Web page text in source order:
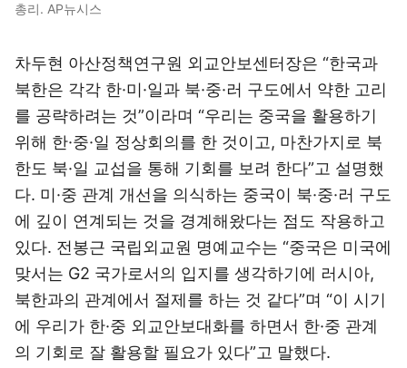
총리. AP뉴시스
차두현 아산정책연구원 외교안보센터장은 “한국과
북한은 각각 한·미·일과 북·중·러 구도에서 약한 고리
를 공략하려는 것”이라며 “우리는 중국을 활용하기
위해 한·중·일 정상회의를 한 것이고, 마찬가지로 북
한도 북·일 교섭을 통해 기회를 보려 한다”고 설명했
다. 미·중 관계 개선을 의식하는 중국이 북·중·러 구도
에 깊이 연계되는 것을 경계해왔다는 점도 작용하고
있다. 전봉근 국립외교원 명예교수는 “중국은 미국에
맞서는 G2 국가로서의 입지를 생각하기에 러시아,
북한과의 관계에서 절제를 하는 것 같다”며 “이 시기
에 우리가 한·중 외교안보대화를 하면서 한·중 관계
의 기회로 잘 활용할 필요가 있다”고 말했다.